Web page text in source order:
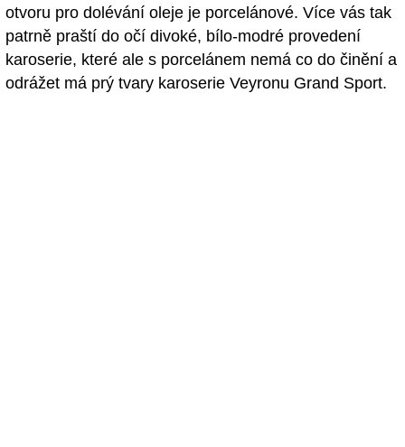
otvoru pro dolévání oleje je porcelánové. Více vás tak
patrně praští do očí divoké, bílo-modré provedení
karoserie, které ale s porcelánem nemá co do činění a
odrážet má prý tvary karoserie Veyronu Grand Sport.